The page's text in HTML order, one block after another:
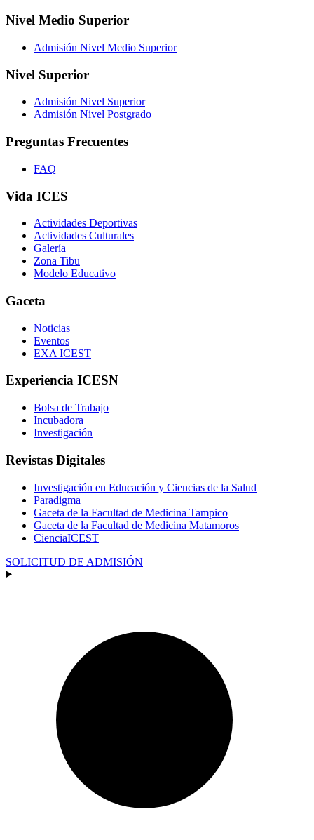
Nivel Medio Superior
Admisión Nivel Medio Superior
Nivel Superior
Admisión Nivel Superior
Admisión Nivel Postgrado
Preguntas Frecuentes
FAQ
Vida ICES
Actividades Deportivas
Actividades Culturales
Galería
Zona Tibu
Modelo Educativo
Gaceta
Noticias
Eventos
EXA ICEST
Experiencia ICESN
Bolsa de Trabajo
Incubadora
Investigación
Revistas Digitales
Investigación en Educación y Ciencias de la Salud
Paradigma
Gaceta de la Facultad de Medicina Tampico
Gaceta de la Facultad de Medicina Matamoros
CienciaICEST
SOLICITUD DE ADMISIÓN